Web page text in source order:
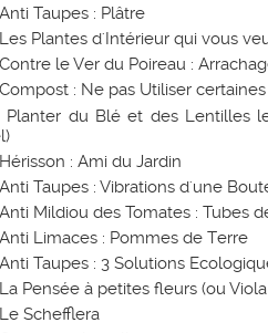
Anti Taupes : Plâtre
Les Plantes d'Intérieur qui vous
Contre le Ver du Poireau :
Compost : Ne pas Utiliser
Planter du Blé et des Lentilles
Hérisson : Ami du Jardin
Anti Taupes : Vibrations d'une
Anti Mildiou des Tomates : Tubes
Anti Limaces : Pommes de Terre
Anti Taupes : 3 Solutions
La Pensée à petites fleurs (ou
Le Schefflera